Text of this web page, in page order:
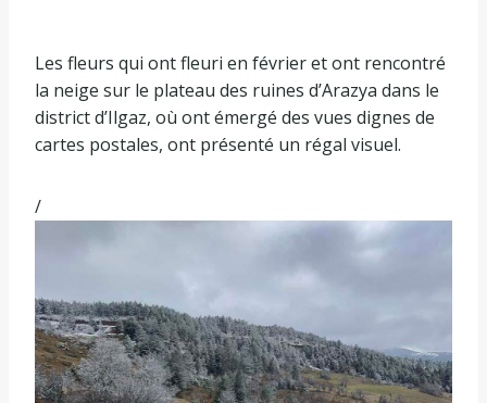
Les fleurs qui ont fleuri en février et ont rencontré
la neige sur le plateau des ruines d’Arazya dans le
district d’Ilgaz, où ont émergé des vues dignes de
cartes postales, ont présenté un régal visuel.
/